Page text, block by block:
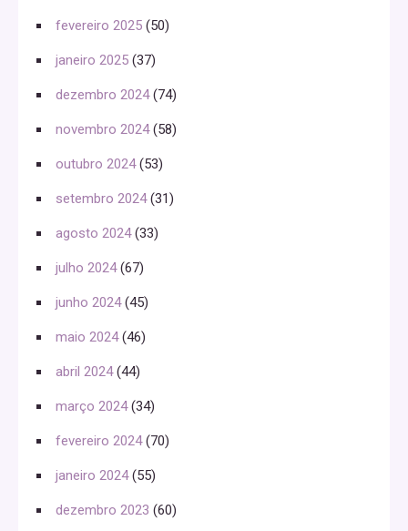
fevereiro 2025 (50)
janeiro 2025 (37)
dezembro 2024(74)
novembro 2024(58)
outubro 2024(53)
setembro 2024(31)
agosto 2024(33)
julho 2024(67)
junho 2024(45)
maio 2024(46)
abril 2024(44)
março 2024(34)
fevereiro 2024(70)
janeiro 2024(55)
dezembro 2023 (60)